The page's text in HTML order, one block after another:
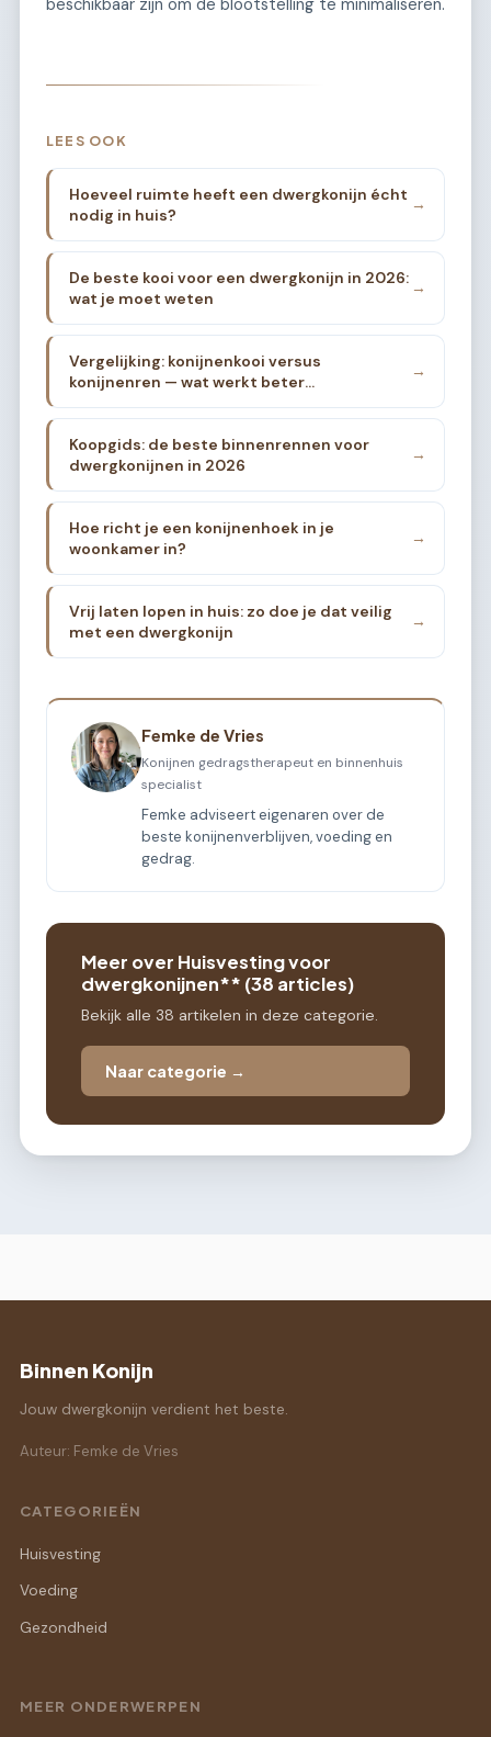
LEES OOK
Hoeveel ruimte heeft een dwergkonijn écht
nodig in huis?
→
De beste kooi voor een dwergkonijn in 2026:
wat je moet weten
→
Vergelijking: konijnenkooi versus
konijnenren — wat werkt beter
binnenshuis?
→
Koopgids: de beste binnenrennen voor
dwergkonijnen in 2026
→
Hoe richt je een konijnenhoek in je
woonkamer in?
→
Vrij laten lopen in huis: zo doe je dat veilig
met een dwergkonijn
→
Femke de Vries
Konijnen gedragstherapeut en binnenhuis
specialist
Femke adviseert eigenaren over de
beste konijnenverblijven, voeding en
gedrag.
Meer over Huisvesting voor
dwergkonijnen** (38 articles)
Bekijk alle 38 artikelen in deze categorie.
Naar categorie →
Binnen Konijn
Jouw dwergkonijn verdient het beste.
Auteur: Femke de Vries
CATEGORIEËN
Huisvesting
Voeding
Gezondheid
MEER ONDERWERPEN